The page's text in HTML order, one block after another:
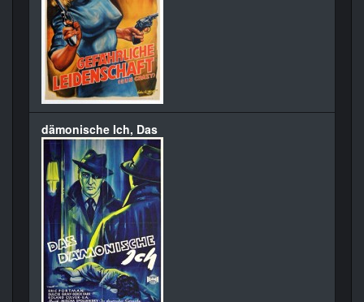
dämonische Ich, Das